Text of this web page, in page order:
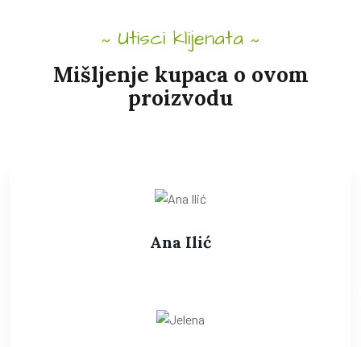
Utisci klijenata
Mišljenje kupaca o ovom
proizvodu
Ana Ilić